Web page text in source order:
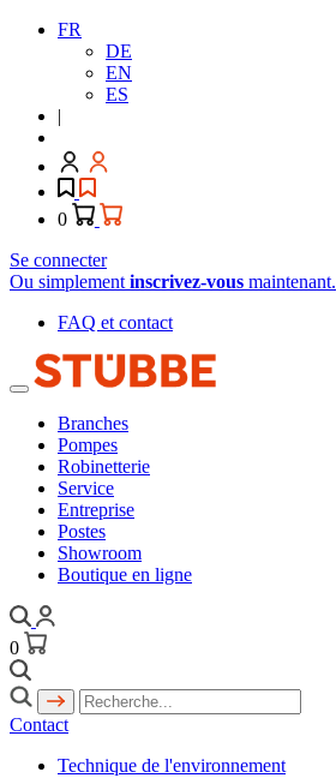
FR
DE
EN
ES
|
0
Se connecter
Ou simplement inscrivez-vous maintenant.
FAQ et contact
Branches
Pompes
Robinetterie
Service
Entreprise
Postes
Showroom
Boutique en ligne
0
Contact
Technique de l'environnement